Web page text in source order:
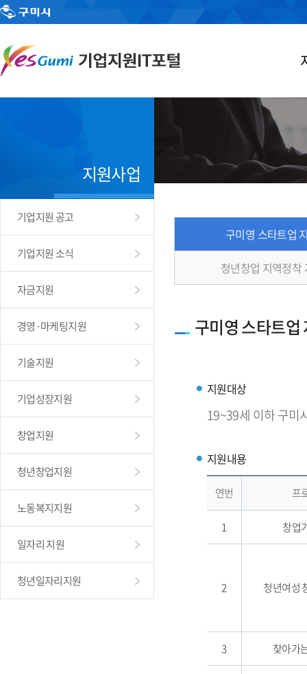
지원사업
기업지원 공고
기업지원 소식
자금지원
경영·마케팅지원
기술지원
기업성장지원
창업지원
청년창업지원
노동복지지원
일자리 지원
청년일자리지원
구미영 스타트업
청년창업 지역정착
구미영 스타트업
지원대상
19~39세 이하 구미
지원내용
연번 프
1 창업
2 청년여성
3 찾아가